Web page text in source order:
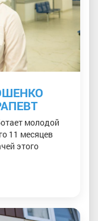
молодой
11 месяцев
этого